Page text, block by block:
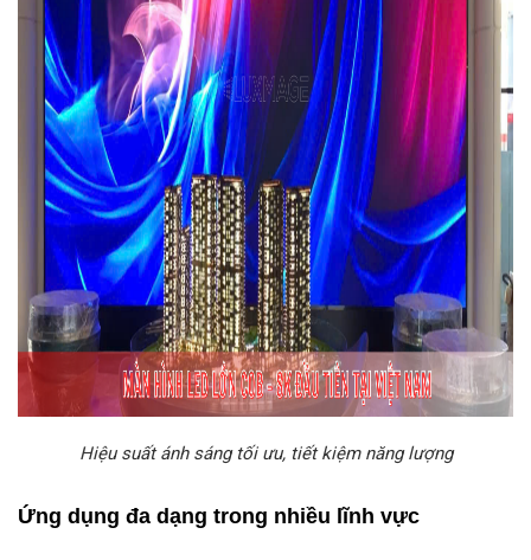
Hiệu suất ánh sáng tối ưu, tiết kiệm năng lượng
Ứng dụng đa dạng trong nhiều lĩnh vực